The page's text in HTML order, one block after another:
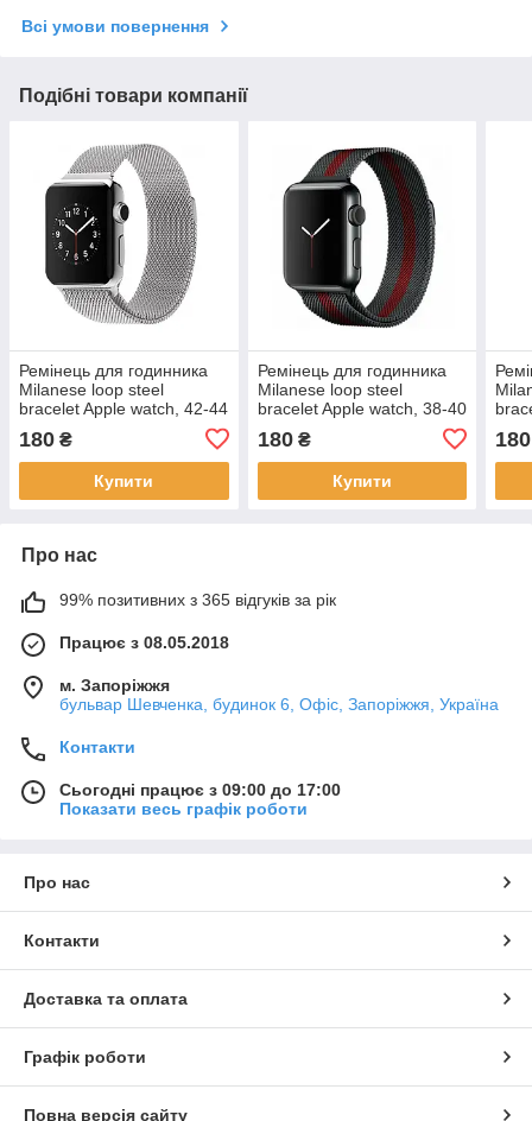
Всі умови повернення
Подібні товари компанії
Ремінець для годинника
Milanese loop steel
bracelet Apple watch, 42-44
180 ₴
Купити
Ремінець для годинника
Milanese loop steel
bracelet Apple watch, 38-40
180₴
Купити
180
Про нас
99% позитивних з 365 відгуків за рік
Працює з 08.05.2018
м. Запоріжжя
бульвар Шевченка, будинок 6, Офіс, Запоріжжя, Україна
Контакти
Сьогодні працює з 09:00 до 17:00
Показати весь графік роботи
Про нас
Контакти
Доставка та оплата
Графік роботи
Повна версія сайту